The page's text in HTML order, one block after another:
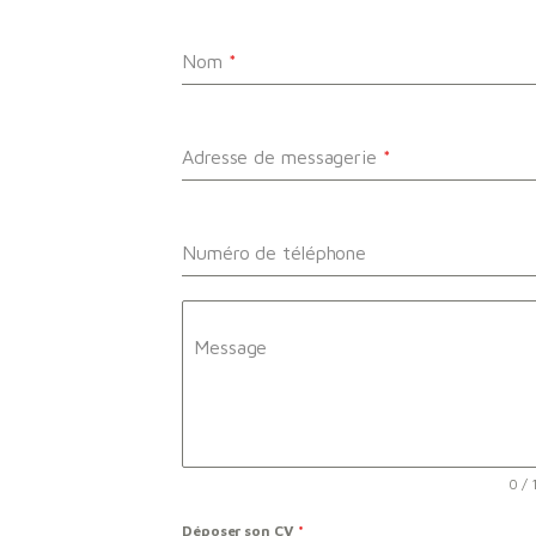
Nom *
Adresse de messagerie *
Numéro de téléphone
Message
0 /
Déposer son CV *